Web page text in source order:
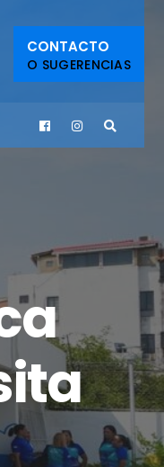
CONTACTO
O SUGERENCIAS